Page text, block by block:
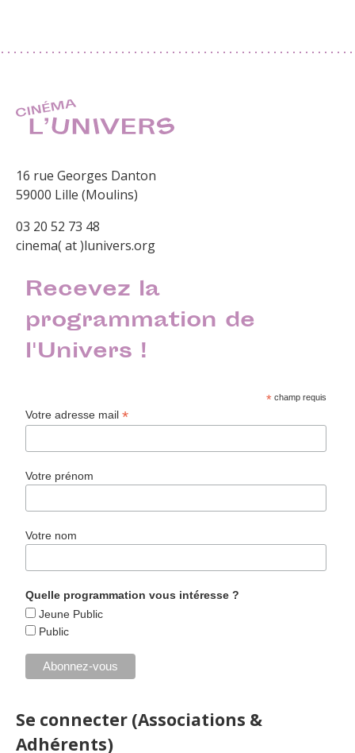
16 rue Georges Danton
59000 Lille (Moulins)
03 20 52 73 48
cinema( at )lunivers.org
Recevez la
programmation de
l'Univers !
* champ requis
Votre adresse mail*
Votre prénom
Votre nom
Quelle programmation vous intéresse ?
Jeune Public
Public
Se connecter (Associations &
Adhérents)